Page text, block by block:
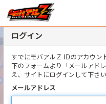
ログイン
すでにモバアルＺ IDのアカウン
下のフォームより「メールアド
え、サイトにログインして下さい
メールアドレス